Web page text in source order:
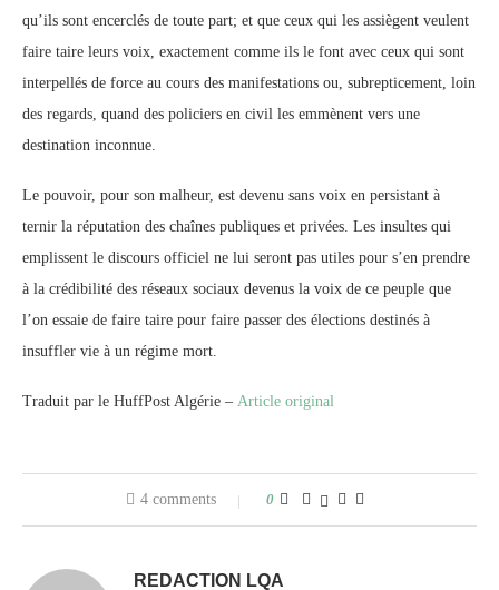
qu’ils sont encerclés de toute part; et que ceux qui les assiègent veulent
faire taire leurs voix, exactement comme ils le font avec ceux qui sont
interpellés de force au cours des manifestations ou, subrepticement, loin
des regards, quand des policiers en civil les emmènent vers une
destination inconnue.
Le pouvoir, pour son malheur, est devenu sans voix en persistant à
ternir la réputation des chaînes publiques et privées. Les insultes qui
emplissent le discours officiel ne lui seront pas utiles pour s’en prendre
à la crédibilité des réseaux sociaux devenus la voix de ce peuple que
l’on essaie de faire taire pour faire passer des élections destinés à
insuffler vie à un régime mort.
Traduit par le HuffPost Algérie – Article original
4 comments 0
REDACTION LQA